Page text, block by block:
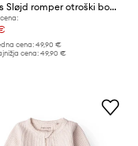
Konges Sløjd romper otroški bombažen COCO ROMPER GOTS
cena:49,90 €
cena:49,90 €